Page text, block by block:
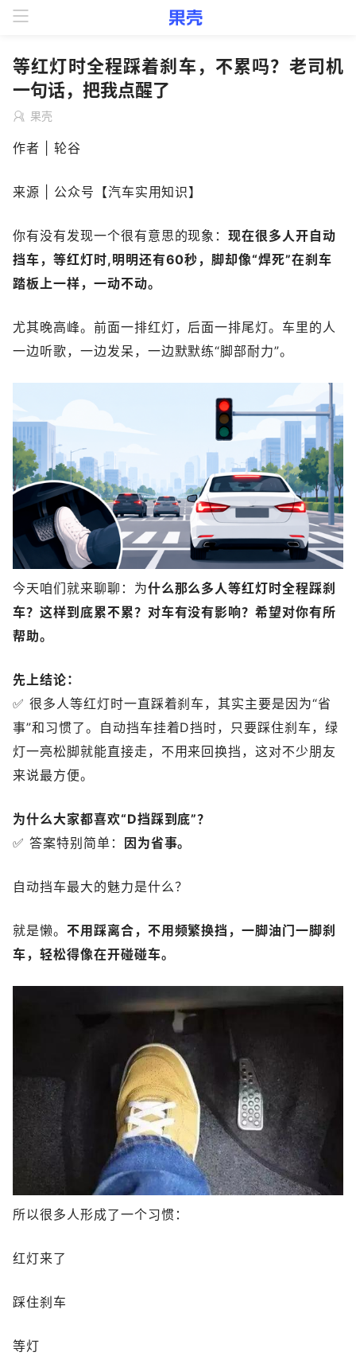
等红灯时全程踩着刹车，不累吗？老司机
一句话，把我点醒了
果壳
作者 | 轮谷
来源 | 公众号【汽车实用知识】
你有没有发现一个很有意思的现象：现在很多人开自动
挡车，等红灯时,明明还有60秒，脚却像“焊死”在刹车
踏板上一样，一动不动。
尤其晚高峰。前面一排红灯，后面一排尾灯。车里的人
一边听歌，一边发呆，一边默默练“脚部耐力”。
今天咱们就来聊聊：为什么那么多人等红灯时全程踩刹
车？这样到底累不累？对车有没有影响？希望对你有所
帮助。
先上结论：
✅ 很多人等红灯时一直踩着刹车，其实主要是因为“省
事”和习惯了。自动挡车挂着D挡时，只要踩住刹车，绿
灯一亮松脚就能直接走，不用来回换挡，这对不少朋友
来说最方便。
为什么大家都喜欢“D挡踩到底”？
✅ 答案特别简单： 因为省事。
自动挡车最大的魅力是什么？
就是懒。 不用踩离合，不用频繁换挡，一脚油门一脚刹
车，轻松得像在开碰碰车。
所以很多人形成了一个习惯：
红灯来了
踩住刹车
等灯